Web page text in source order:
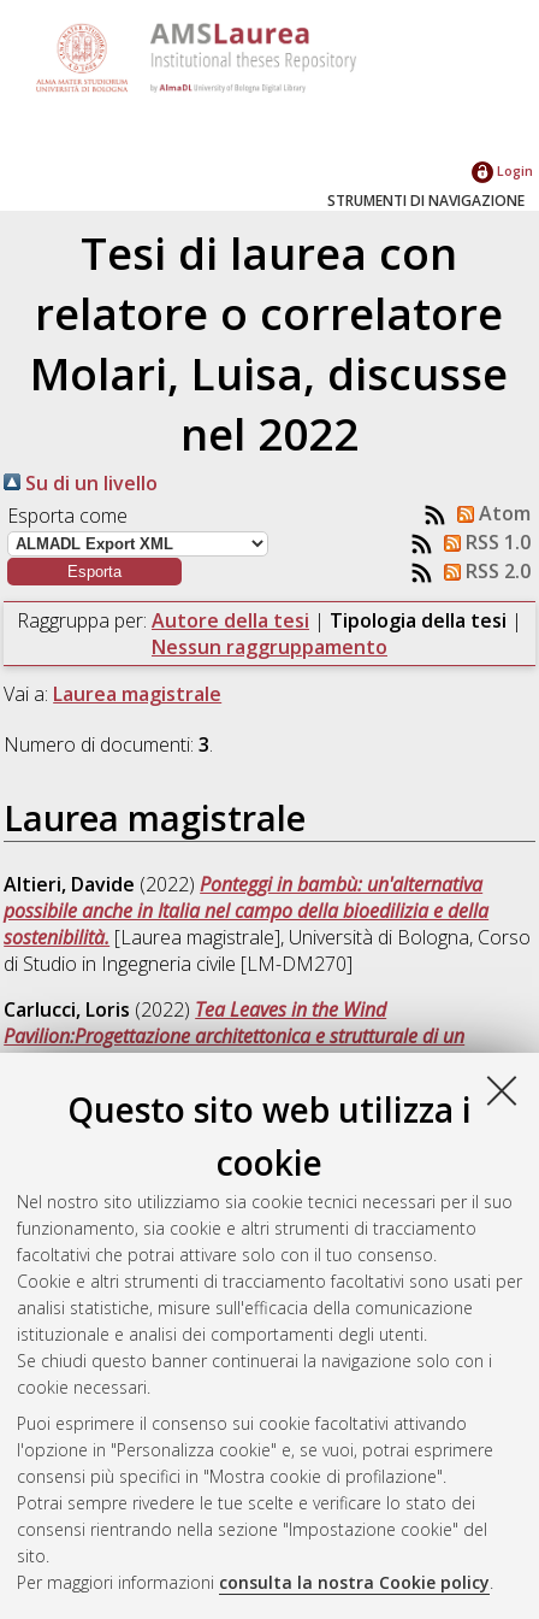
Questo sito web utilizza i
cookie
Nel nostro sito utilizziamo sia cookie tecnici necessari per il suo
funzionamento, sia cookie e altri strumenti di tracciamento
facoltativi che potrai attivare solo con il tuo consenso.
Cookie e altri strumenti di tracciamento facoltativi sono usati per
analisi statistiche, misure sull'efficacia della comunicazione
istituzionale e analisi dei comportamenti degli utenti.
Se chiudi questo banner continuerai la navigazione solo con i
cookie necessari.
Puoi esprimere il consenso sui cookie facoltativi attivando
l'opzione in "Personalizza cookie" e, se vuoi, potrai esprimere
consensi più specifici in "Mostra cookie di profilazione".
Potrai sempre rivedere le tue scelte e verificare lo stato dei
consensi rientrando nella sezione "Impostazione cookie" del
sito.
Per maggiori informazioni consulta la nostra Cookie policy.
Login
STRUMENTI DI NAVIGAZIONE
Tesi di laurea con
relatore o correlatore
Molari, Luisa, discusse
nel 2022
Su di un livello
Esporta come
Atom
RSS 1.0
RSS 2.0
Raggruppa per: Autore della tesi | Tipologia della tesi |
Nessun raggruppamento
Vai a: Laurea magistrale
Numero di documenti:3.
Laurea magistrale
Altieri, Davide (2022)Ponteggi in bambù: un'alternativa
possibile anche in Italia nel campo della bioedilizia e della
sostenibilità. [Laurea magistrale], Università di Bologna, Corso
di Studio in Ingegneria civile [LM-DM270]
Carlucci, Loris (2022) Tea Leaves in the Wind
Pavilion:Progettazione architettonica e strutturale di un
Padiglione in Bambù per il contest BAC 2021.[Laurea
Ingegneria civile [LM-DM270]
(2022)Bambù strutturale: influenza dei
meccaniche.[Laurea magistrale], Università di Bologna, Corso
di Studio inIngegneria civile [LM-DM270] , Documento ad
accesso riservato.
Questa lista e' stata generata ilThu Aug 6 04:42:54 2026
CEST
Atom
Rss 1.0
Rss 2.0
AMS Laurea